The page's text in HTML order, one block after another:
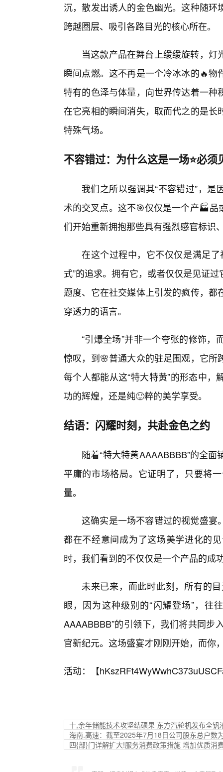
沉，散发出诱人的金色幽光。这种随
跨越圈层、吸引各路目光的核心所在。
当这款产品在舞台上缓缓旋转，
瞬间点燃。这不再是一个冷冰冰的🔥
特有的色泽与体量，向世界传达着一
在它亮相的瞬间消失，取而代之的是
特殊气场。
不容错过：为什么这是一场⭐必须
我们之所以强调其“不容错过”，是
术的交叉点。这不🎯仅仅是一个产🏭
们开始重新拥抱那些具有强烈感官标识
在这个过程中，它不仅仅是满足
式”的追求。拥有它，或者仅仅是见证
题度、它在社交媒体上引发的疯传，
穿透力的语言。
“引爆全场”并非一个夸张的修饰
惊叹，到🌸普通大众的驻足围观，它
每个人都能从这“特大特黄”的形态中
功的辉煌，还是纯🙂粹的美学享受。
结语：闪耀时刻，共赴金色之约
随着“特大特黄AAAABBBB”的全
平庸的市场格局。它证明了，只要将
量。
这确实是一场不容错过的视觉盛宴
都在不经意间成为了这场美学进化的
时，我们看到的不仅仅是一个产品的成
未来已来，而此时此刻，所有的
眼，因为这种级别的“闪耀登场”，往
AAAABBBB”的引领下，我们将共同步
官新纪元。这场盛宴才刚刚开始，而你
活动：【
十,余年储能技术攻坚结硕果 东方汽轮机发布全钒
海南.高速：截至2025年7月18日公司股东总户数
四{部}门详解扩大!服务消费政策措施 增加优质消